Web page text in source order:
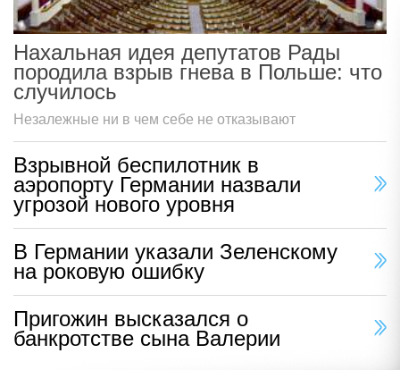
Нахальная идея депутатов Рады
породила взрыв гнева в Польше: что
случилось
Незалежные ни в чем себе не отказывают
Взрывной беспилотник в
аэропорту Германии назвали
угрозой нового уровня
В Германии указали Зеленскому
на роковую ошибку
Пригожин высказался о
банкротстве сына Валерии